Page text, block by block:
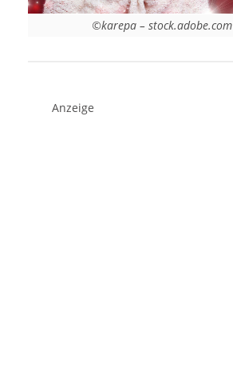
©karepa – stock.adobe.com
Anzeige